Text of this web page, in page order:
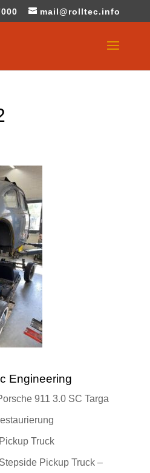
mail@rolltec.info
Engineering
911 3.0 SC Targa
Truck
Pickup Truck –